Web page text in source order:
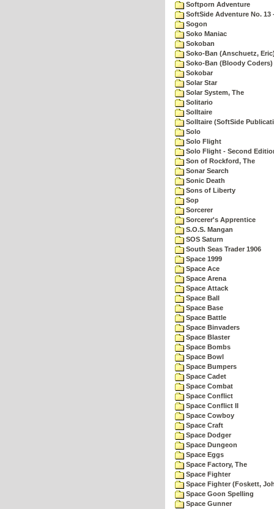
Softporn Adventure
SoftSide Adventure No. 13
Sogon
Soko Maniac
Sokoban
Soko-Ban (Anschuetz,
Soko-Ban (Bloody Coders)
Sokobar
Solar Star
Solar System, The
Solitario
Solltaire
Solltaire (SoftSide
Solo
Solo Flight
Solo Flight - Second
Son of Rockford, The
Sonar Search
Sonic Death
Sons of Liberty
Sop
Sorcerer
Sorcerer's Apprentice
S.O.S. Mangan
SOS Saturn
South Seas Trader 1906
Space 1999
Space Ace
Space Arena
Space Attack
Space Ball
Space Base
Space Battle
Space Binvaders
Space Blaster
Space Bombs
Space Bowl
Space Bumpers
Space Cadet
Space Combat
Space Conflict
Space Conflict II
Space Cowboy
Space Craft
Space Dodger
Space Dungeon
Space Eggs
Space Factory, The
Space Fighter
Space Fighter (Foskett,
Space Goon Spelling
Space Gunner